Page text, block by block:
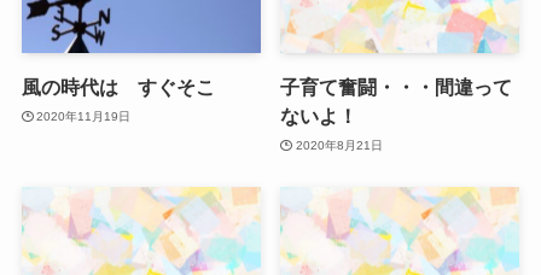
風の時代は すぐそこ
2020年11月19日
子育て奮闘・・・間違って
ないよ！
2020年8月21日